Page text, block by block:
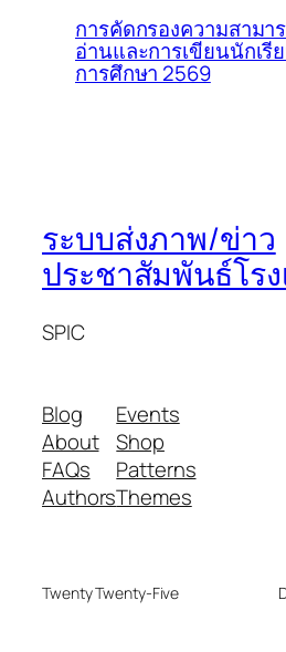
การคัดกรองความสามา
อ่านและการเขียนนักเรี
การศึกษา 2569
ระบบส่งภาพ/ข่าว
ประชาสัมพันธ์โรง
SPIC
Blog
About
FAQs
Authors
Events
Shop
Patterns
Themes
Twenty Twenty-Five